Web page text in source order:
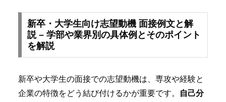
新卒・大学生向け志望動機 面接例文と解
説 – 学部や業界別の具体例とそのポイント
を解説
新卒や大学生の面接での志望動機は、専攻や経験と
企業の特徴をどう結び付けるかが重要です。
自己分